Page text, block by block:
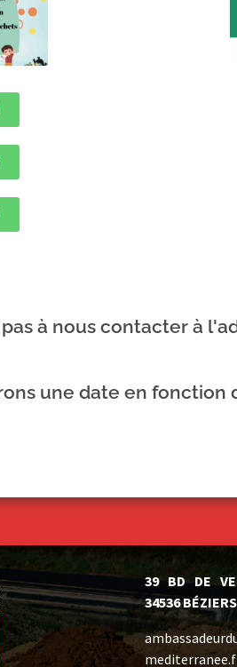
à nous contacter à
une date en fonction
39 BD DE
34536